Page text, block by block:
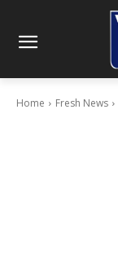
Home Fresh News